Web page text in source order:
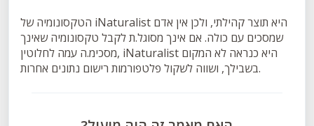
הטקסונומיה של iNaturalist היא תוצר קהילתי, ולכן אין אדם
שמסכים עם כולה. אם אינך מסוגל.ת לקבל טקסונומיה שאינך
מסכימ.ה עמה לחלוטין, iNaturalist היא כנראה לא המקום
בשבילך, ושווה לשקול פלטפורמות רישום נתונים אחרות.